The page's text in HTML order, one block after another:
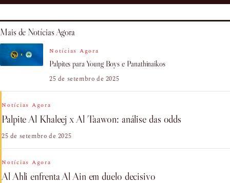
Mais de Notícias Agora
Notícias Agora
Palpites para Young Boys e Panathinaikos
25 de setembro de 2025
Notícias Agora
Palpite Al Khaleej x Al Taawon: análise das odds
25 de setembro de 2025
Notícias Agora
Al Ahli enfrenta Al Ain em duelo decisivo